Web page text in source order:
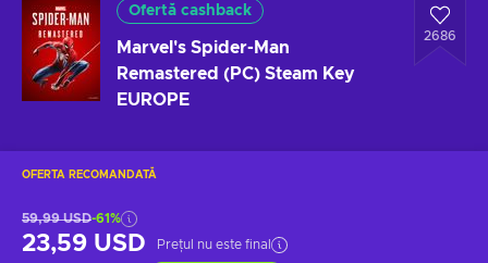
Ofertă cashback
Marvel's Spider-Man
Remastered (PC) Steam Key
EUROPE
2686
OFERTA RECOMANDATĂ
59,99 USD-61%
23,59 USD Prețul nu este final